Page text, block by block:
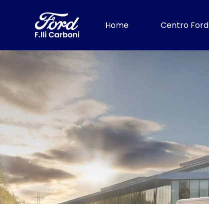
Home Centro Ford